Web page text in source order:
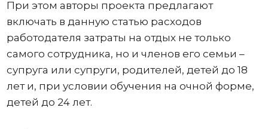
При этом авторы проекта предлагают
включать в данную статью расходов
работодателя затраты на отдых не только
самого сотрудника, но и членов его семьи –
супруга или супруги, родителей, детей до 18
лет и, при условии обучения на очной форме,
детей до 24 лет.